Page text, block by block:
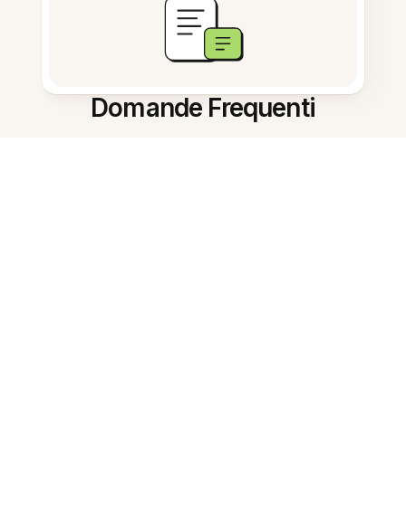
Domande Frequenti